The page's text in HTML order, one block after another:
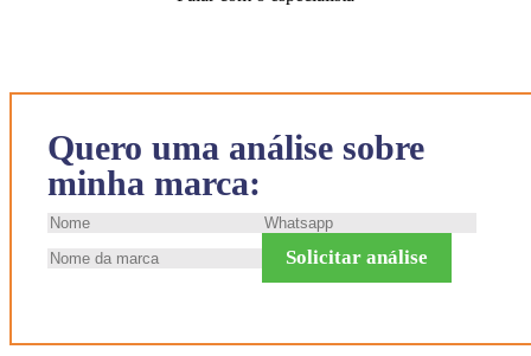
Quero uma análise sobre
minha marca:
Solicitar análise